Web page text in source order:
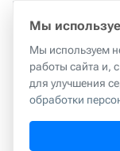
Правила
Правила
г. Москва,
ИП Куликова
Мы
Мы используем
работы сайта и,
для улучшения
обработки